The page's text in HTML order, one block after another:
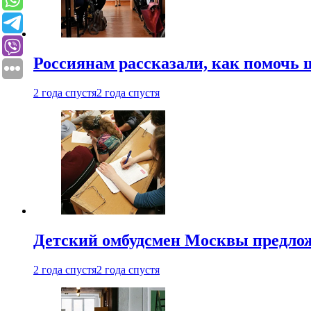
Россиянам рассказали, как
2 года спустя2 года спустя
Детский омбудсмен Москвы
2 года спустя2 года спустя